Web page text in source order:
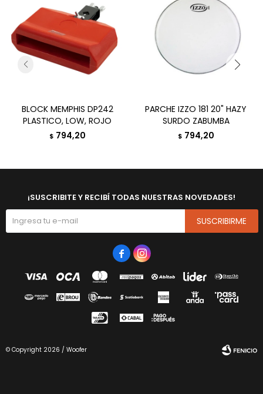
BLOCK MEMPHIS DP242
PLASTICO, LOW, ROJO
$ 794,20
PARCHE IZZO 181 20" HAZY
SURDO ZABUMBA
$ 794,20
¡SUSCRIBITE Y RECIBÍ TODAS NUESTRAS NOVEDADES!
SUSCRIBIRME
 
© Copyright 2026 / Woofer